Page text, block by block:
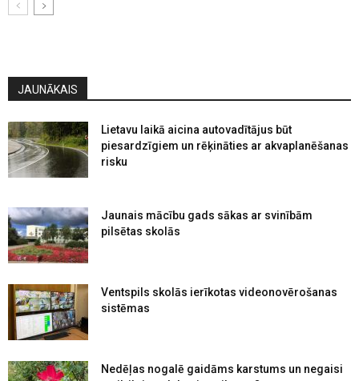
JAUNĀKAIS
Lietavu laikā aicina autovadītājus būt
piesardzīgiem un rēķināties ar akvaplanēšanas
risku
Jaunais mācību gads sākas ar svinībām
pilsētas skolās
Ventspils skolās ierīkotas videonovērošanas
sistēmas
Nedēļas nogalē gaidāms karstums un negaisi